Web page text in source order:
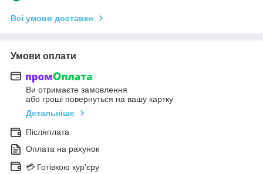
Всі умови доставки
Умови оплати
Ви отримаєте замовлення
або гроші повернуться на вашу картку
Детальніше
Післяплата
Оплата на рахунок
💳 Готівкою кур'єру